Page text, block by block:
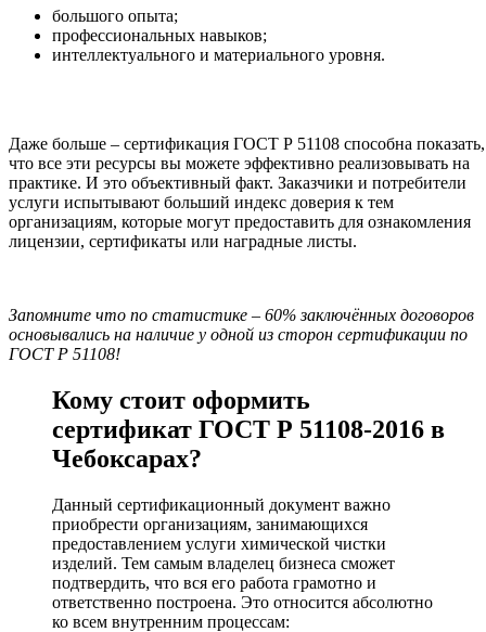
большого опыта;
профессиональных навыков;
интеллектуального и материального уровня.
Даже больше – сертификация ГОСТ Р 51108 способна показать,
что все эти ресурсы вы можете эффективно реализовывать на
практике. И это объективный факт. Заказчики и потребители
услуги испытывают больший индекс доверия к тем
организациям, которые могут предоставить для ознакомления
лицензии, сертификаты или наградные листы.
Запомните что по статистике – 60% заключённых договоров
основывались на наличие у одной из сторон сертификации по
ГОСТ Р 51108!
Кому стоит оформить
сертификат ГОСТ Р 51108-2016 в
Чебоксарах?
Данный сертификационный документ важно
приобрести организациям, занимающихся
предоставлением услуги химической чистки
изделий. Тем самым владелец бизнеса сможет
подтвердить, что вся его работа грамотно и
ответственно построена. Это относится абсолютно
ко всем внутренним процессам: